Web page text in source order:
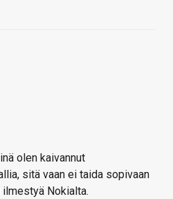
olen kaivannut
sitä vaan ei taida sopivaan
Nokialta.